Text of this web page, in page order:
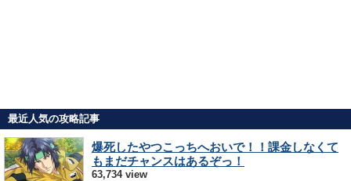
最近人気の攻略記事
爆死したやつこっちへおいで！！課金しなくて
もまだチャンスはあるぞっ！
63,734 view